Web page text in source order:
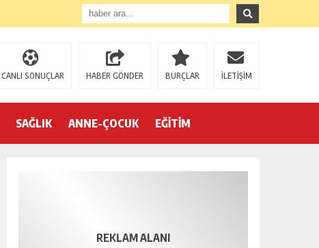
CANLI SONUÇLAR HABER GÖNDER BURÇLAR İLETİŞİM
SAĞLIK ANNE-ÇOCUK EĞİTİM
REKLAM ALANI